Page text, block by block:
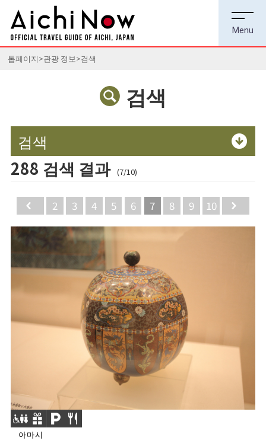
톱페이지 관광 정보 검색
검색
검색
288 검색 결과 (7/10)
Back
2 3 4 5 6 7 8 9 10
아마시